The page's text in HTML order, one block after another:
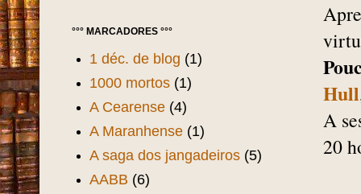
Hull
A
20
°°° MARCADORES °°°
1 déc. de blog (1)
1000 mortos (1)
A Cearense (4)
A Maranhense (1)
A saga dos jangadeiros (5)
AABB (6)